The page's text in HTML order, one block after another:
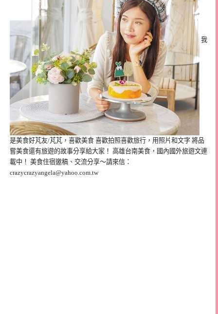
我
是美食好芃友/芃芃，喜歡美食 喜歡拍照喜歡旅行，用照片和文字 將品
嘗美食還有旅遊的故事分享給大家！ 高雄台南美食，國內國外旅遊文連
載中！ 美食住宿邀稿、交流分享～請來信：
crazycrazyangela@yahoo.com.tw